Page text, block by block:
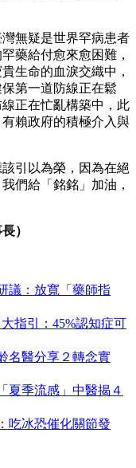
無疑是世界罕病患者
藥給付愈來愈困難，
生命的血淚交織中，
第一道防線正在鬆
正在忙亂構築中，此
賴政府的積極介入與
引以為榮，因為在絕
們給「銘銘」加油，
）
議：放寬「藥師指
指引：45%認知症可
名醫分享２轉念實
夏季流感」中醫揭４
吃冰恐催化關節發